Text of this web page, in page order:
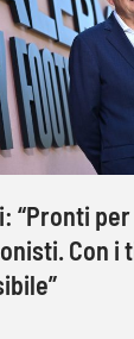
“Pronti
Con i